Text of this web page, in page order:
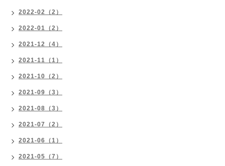
2022-02（2）
2022-01（2）
2021-12（4）
2021-11（1）
2021-10（2）
2021-09（3）
2021-08（3）
2021-07（2）
2021-06（1）
2021-05（7）